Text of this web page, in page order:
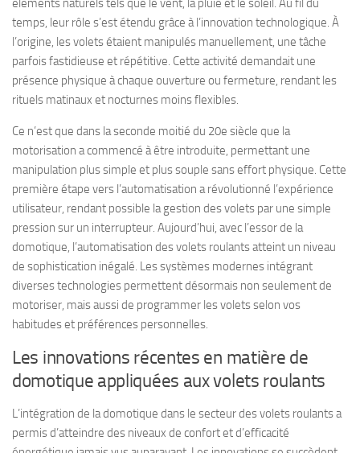
éléments naturels tels que le vent, la pluie et le soleil. Au fil du
temps, leur rôle s’est étendu grâce à l’innovation technologique. À
l’origine, les volets étaient manipulés manuellement, une tâche
parfois fastidieuse et répétitive. Cette activité demandait une
présence physique à chaque ouverture ou fermeture, rendant les
rituels matinaux et nocturnes moins flexibles.
Ce n’est que dans la seconde moitié du 20e siècle que la
motorisation a commencé à être introduite, permettant une
manipulation plus simple et plus souple sans effort physique. Cette
première étape vers l’automatisation a révolutionné l’expérience
utilisateur, rendant possible la gestion des volets par une simple
pression sur un interrupteur. Aujourd’hui, avec l’essor de la
domotique, l’automatisation des volets roulants atteint un niveau
de sophistication inégalé. Les systèmes modernes intégrant
diverses technologies permettent désormais non seulement de
motoriser, mais aussi de programmer les volets selon vos
habitudes et préférences personnelles.
Les innovations récentes en matière de
domotique appliquées aux volets roulants
L’intégration de la domotique dans le secteur des volets roulants a
permis d’atteindre des niveaux de confort et d’efficacité